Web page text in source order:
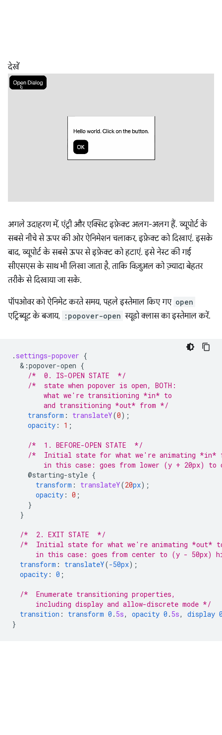
देखें
अगले उदाहरण में, एंट्री और एक्सिट इफ़ेक्ट अलग-अलग हैं. व्यूपोर्ट के
सबसे नीचे से ऊपर की ओर ऐनिमेशन चलाकर, इफ़ेक्ट को दिखाएं. इसके
बाद, व्यूपोर्ट के सबसे ऊपर से इफ़ेक्ट को हटाएं. इसे नेस्ट की गई
सीएसएस के साथ भी लिखा जाता है, ताकि विज़ुअल को ज़्यादा बेहतर
तरीके से दिखाया जा सके.
पॉपओवर को ऐनिमेट करते समय, पहले इस्तेमाल किए गए open
एट्रिब्यूट के बजाय, :popover-open स्यूडो क्लास का इस्तेमाल करें.
. settings-popover {
& :popover-open {
/*  0. IS-OPEN STATE  */
/*  state when popover is open, BOTH:
        what we're transitioning *in* to
        and transitioning *out* from */
transform : translateY(0);
opacity : 1 ;
/*  1. BEFORE-OPEN STATE  */
/*  Initial state for what we're animating *in*
in this case: goes from lower (y + 20px) to
@starting-style {
transform : translateY(20px);
opacity : 0 ;
}
}
/*  2. EXIT STATE  */
/*  Initial state for what we're animating *out*
in this case: goes from center to (y - 50px)
transform : translateY(-50px);
opacity : 0 ;
/*  Enumerate transitioning properties,
      including display and allow-discrete mode */
transition : transform 0 . 5s, opacity 0 . 5s, display
}